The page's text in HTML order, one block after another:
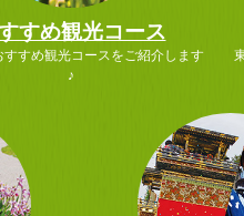
すめ観光コース
すすめ観光コースをご紹介します
♪